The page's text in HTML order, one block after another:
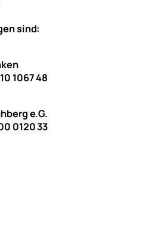
sind:
1067 48
e.G.
0120 33